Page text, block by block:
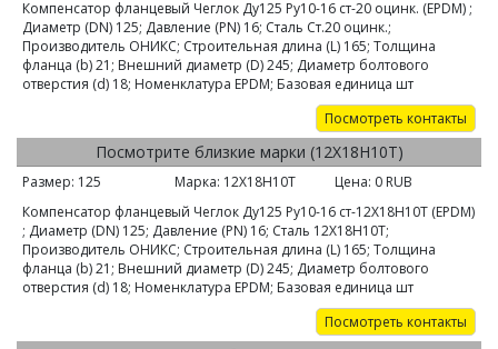
Компенсатор фланцевый Чеглок Ду125 Ру10-16 ст-20 оцинк. (EPDM) ;
Диаметр (DN) 125; Давление (PN) 16; Сталь Ст.20 оцинк.;
Производитель ОНИКС; Строительная длина (L) 165; Толщина
фланца (b) 21; Внешний диаметр (D) 245; Диаметр болтового
отверстия (d) 18; Номенклатура EPDM; Базовая единица шт
Посмотреть контакты
Посмотрите близкие марки (12Х18Н10Т)
Размер: 125 Марка: 12Х18Н10Т Цена: 0 RUB
Компенсатор фланцевый Чеглок Ду125 Ру10-16 ст-12Х18Н10Т (EPDM)
; Диаметр (DN) 125; Давление (PN) 16; Сталь 12Х18Н10Т;
Производитель ОНИКС; Строительная длина (L) 165; Толщина
фланца (b) 21; Внешний диаметр (D) 245; Диаметр болтового
отверстия (d) 18; Номенклатура EPDM; Базовая единица шт
Посмотреть контакты